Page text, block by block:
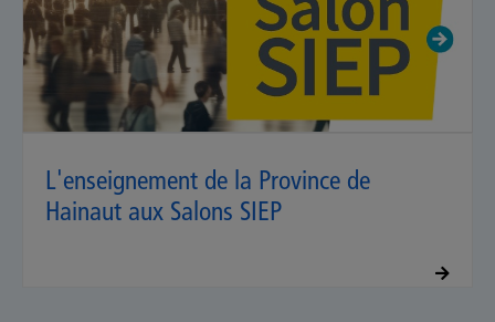
L'enseignement de la Province de
Hainaut aux Salons SIEP